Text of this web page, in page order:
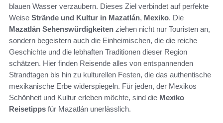
blauen Wasser verzaubern. Dieses Ziel verbindet auf perfekte
Weise Strände und Kultur in Mazatlán, Mexiko. Die
Mazatlán Sehenswürdigkeiten ziehen nicht nur Touristen an,
sondern begeistern auch die Einheimischen, die die reiche
Geschichte und die lebhaften Traditionen dieser Region
schätzen. Hier finden Reisende alles von entspannenden
Strandtagen bis hin zu kulturellen Festen, die das authentische
mexikanische Erbe widerspiegeln. Für jeden, der Mexikos
Schönheit und Kultur erleben möchte, sind die Mexiko
Reisetipps für Mazatlán unerlässlich.